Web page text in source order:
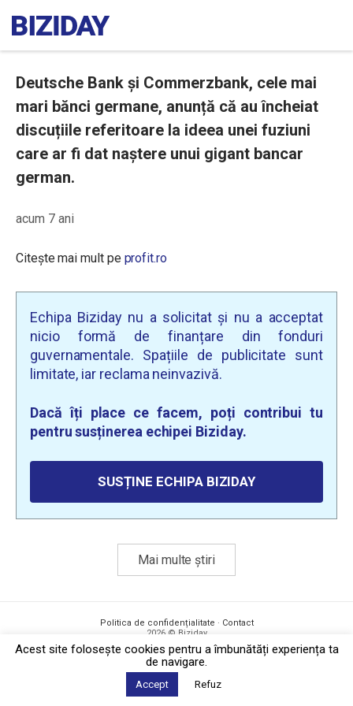
Deutsche Bank și Commerzbank, cele mai
mari bănci germane, anunță că au încheiat
discuțiile referitoare la ideea unei fuziuni
care ar fi dat naștere unui gigant bancar
german.
acum 7 ani
Citește mai mult pe profit.ro
Echipa Biziday nu a solicitat și nu a acceptat
nicio formă de finanțare din fonduri
guvernamentale. Spațiile de publicitate sunt
limitate, iar reclama neinvazivă.
Dacă îți place ce facem, poți contribui tu
pentru susținerea echipei Biziday.
SUSȚINE ECHIPA BIZIDAY
Mai multe știri
Politica de confidențialitate · Contact
2026 © Biziday
Acest site foloseşte cookies pentru a îmbunătăți experiența ta
de navigare.
Accept Refuz